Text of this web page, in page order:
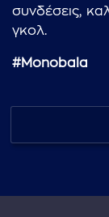
συνδέσεις,
γκολ.
#Monobala